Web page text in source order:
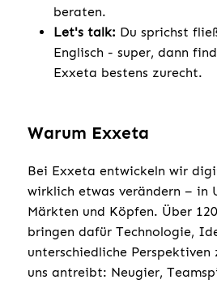
beraten.
Let's talk: Du sprichst
Englisch - super, dann
Exxeta bestens zurecht.
Warum Exxeta
Bei Exxeta entwickeln wir
wirklich etwas verändern – in
Märkten und Köpfen. Über
bringen dafür Technologie,
unterschiedliche Perspektiven
uns antreibt: Neugier,